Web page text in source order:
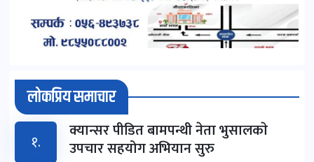
लोकप्रिय समाचार
१. क्यान्सर पीडित बामपन्थी नेता भुसालकाे
उपचार सहयोग अभियान सुरु